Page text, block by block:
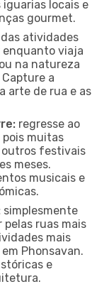
locais e
gourmet.
atividades
enquanto viaja
na natureza
a
arte de rua e as
regresse ao
muitas
outros festivais
meses.
musicais e
simplesmente
pelas ruas mais
mais
Phonsavan.
e